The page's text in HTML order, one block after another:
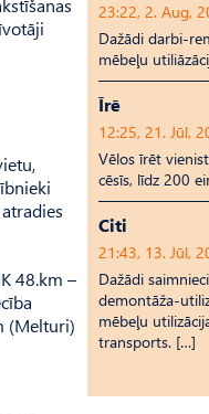
48.km –
(Melturi)
23:22, 2. Aug,
Dažādi darbi-
mēbeļu
Īrē
12:25, 21. Jūl,
Vēlos īrēt
cēsīs, līdz 200
Citi
21:43, 13. Jūl,
Dažādi
demontāža-
mēbeļu
transports. […]